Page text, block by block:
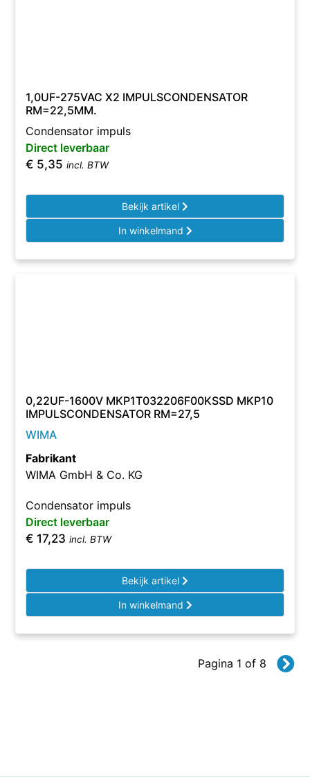
1,0UF-275VAC X2 IMPULSCONDENSATOR
RM=22,5MM.
Condensator impuls
Direct leverbaar
€ 5,35 incl. BTW
Bekijk artikel
In winkelmand
0,22UF-1600V MKP1T032206F00KSSD MKP10
IMPULSCONDENSATOR RM=27,5
WIMA
Fabrikant
WIMA GmbH & Co. KG
Condensator impuls
Direct leverbaar
€ 17,23 incl. BTW
Bekijk artikel
In winkelmand
Pagina 1 of 8